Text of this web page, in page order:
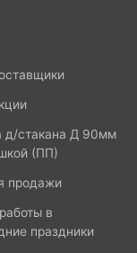
д/стакана Д 90мм
(ПП)
продажи
в
праздники